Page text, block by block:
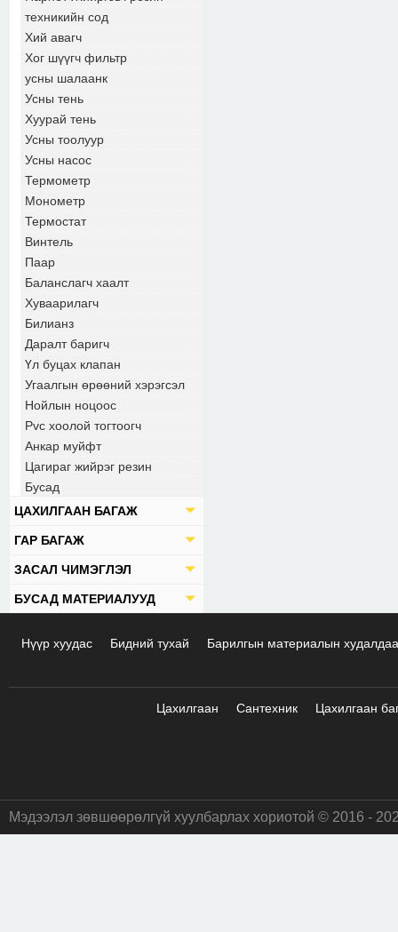
техникийн сод
Хий авагч
Хог шүүгч фильтр
усны шалаанк
Усны тень
Хуурай тень
Усны тоолуур
Усны насос
Термометр
Монометр
Термостат
Винтель
Паар
Баланслагч хаалт
Хуваарилагч
Билианз
Даралт баригч
Үл буцах клапан
Угаалгын өрөөний хэрэгсэл
Нойлын ноцоос
Pvc хоолой тогтоогч
Анкар муйфт
Цагираг жийрэг резин
Бусад
ЦАХИЛГААН БАГАЖ
ГАР БАГАЖ
ЗАСАЛ ЧИМЭГЛЭЛ
БУСАД МАТЕРИАЛУУД
Нүүр хуудас Бидний тухай Барилгын материалын
Цахилгаан Сантехник Цахилгаан
Мэдээлэл зөвшөөрөлгүй хуулбарлах хориотой © 2016 -